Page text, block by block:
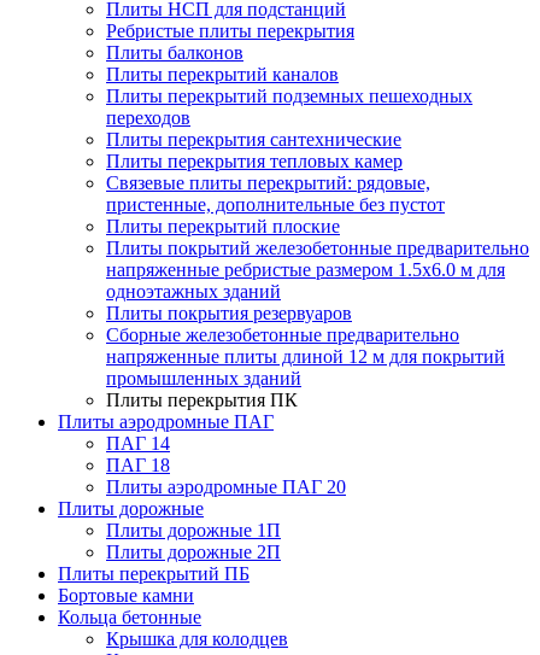
Плиты НСП для подстанций
Ребристые плиты перекрытия
Плиты балконов
Плиты перекрытий каналов
Плиты перекрытий подземных пешеходных
переходов
Плиты перекрытия сантехнические
Плиты перекрытия тепловых камер
Связевые плиты перекрытий: рядовые,
пристенные, дополнительные без пустот
Плиты перекрытий плоские
Плиты покрытий железобетонные предварительно
напряженные ребристые размером 1.5х6.0 м для
одноэтажных зданий
Плиты покрытия резервуаров
Сборные железобетонные предварительно
напряженные плиты длиной 12 м для покрытий
промышленных зданий
Плиты перекрытия ПК
Плиты аэродромные ПАГ
ПАГ 14
ПАГ 18
Плиты аэродромные ПАГ 20
Плиты дорожные
Плиты дорожные 1П
Плиты дорожные 2П
Плиты перекрытий ПБ
Бортовые камни
Кольца бетонные
Крышка для колодцев